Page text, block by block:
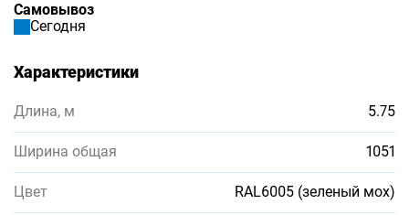
Самовывоз
Сегодня
Характеристики
Длина, м 5.75
Ширина общая 1051
Цвет RAL6005 (зеленый мох)